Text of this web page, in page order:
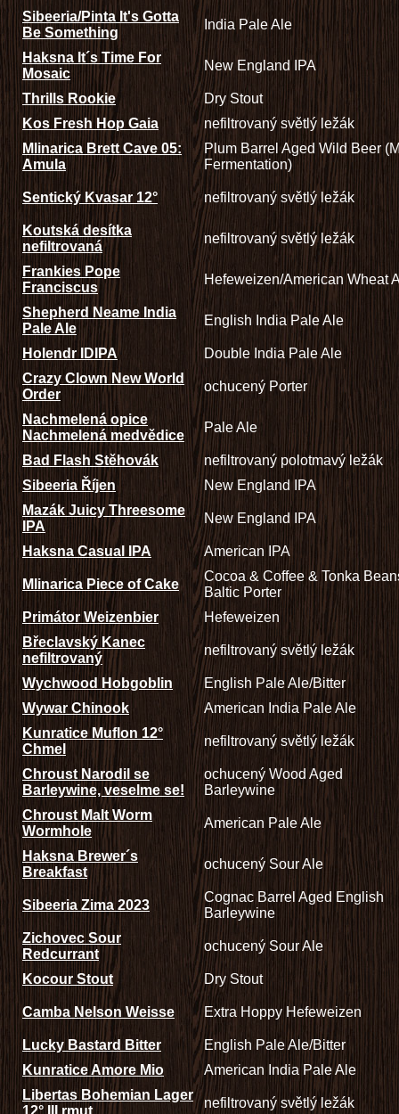
Sibeeria/Pinta It's Gotta
Be Something
India Pale Ale
Haksna It´s Time For
Mosaic
New England IPA
Thrills Rookie
Dry Stout
Kos Fresh Hop Gaia
nefiltrovaný světlý ležák
Mlinarica Brett Cave 05:
Amula
Plum Barrel Aged Wild Beer
Fermentation)
Sentický Kvasar 12° nefiltrovaný světlý ležák
Koutská desítka
nefiltrovaná
nefiltrovaný světlý ležák
Frankies Pope
Franciscus
Hefeweizen/American Wheat
Shepherd Neame India
Pale Ale
English India Pale Ale
Holendr IDIPA
Double India Pale Ale
Crazy Clown New World
Order
ochucený Porter
Nachmelená opice
Nachmelená medvědice
Pale Ale
Bad Flash Stěhovák
nefiltrovaný polotmavý ležák
Sibeeria Říjen
New England IPA
Mazák Juicy Threesome
IPA
New England IPA
Haksna Casual IPA American IPA
Mlinarica Piece of Cake
Cocoa & Coffee & Tonka
Baltic Porter
Primátor Weizenbier
Hefeweizen
Břeclavský Kanec
nefiltrovaný
nefiltrovaný světlý ležák
Wychwood Hobgoblin
English Pale Ale/Bitter
Wywar Chinook
American India Pale Ale
Kunratice Muflon 12°
Chmel
nefiltrovaný světlý ležák
Chroust Narodil se
Barleywine, veselme se!
ochucený Wood Aged
Barleywine
Chroust Malt Worm
Wormhole
American Pale Ale
Haksna Brewer´s
Breakfast
ochucený Sour Ale
Sibeeria Zima 2023
Cognac Barrel Aged English
Barleywine
Zichovec Sour
Redcurrant
ochucený Sour Ale
Kocour Stout Dry Stout
Camba Nelson Weisse Extra Hoppy Hefeweizen
Lucky Bastard Bitter
English Pale Ale/Bitter
Kunratice Amore Mio
American India Pale Ale
Libertas Bohemian Lager
12° III rmut
nefiltrovaný světlý ležák